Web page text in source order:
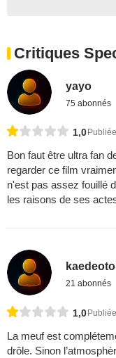
Critiques
yayo
75 abonnés
1,0
Bon faut être ultra fan
regarder ce film
n'est pas assez fouillé
les raisons de ses
21 abonnés
1,0
La meuf est
drôle. Sinon